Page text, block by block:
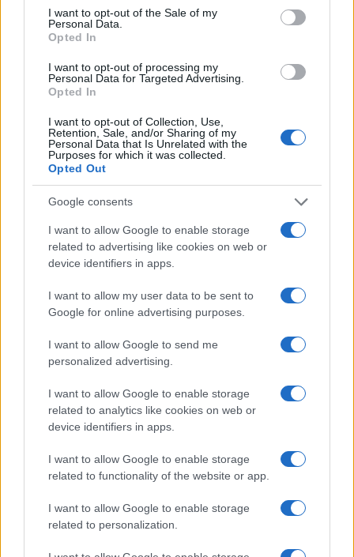
consent section.
I want to opt-out of the Sale of my
Personal Data.
Opted In
I want to opt-out of processing my
Personal Data for Targeted Advertising.
Opted In
I want to opt-out of Collection, Use,
Retention, Sale, and/or Sharing of my
Personal Data that Is Unrelated with the
Purposes for which it was collected.
Opted Out
Google consents
I want to allow Google to enable storage
related to advertising like cookies on web or
device identifiers in apps.
I want to allow my user data to be sent to
Google for online advertising purposes.
I want to allow Google to send me
personalized advertising.
I want to allow Google to enable storage
related to analytics like cookies on web or
device identifiers in apps.
I want to allow Google to enable storage
related to functionality of the website or app.
I want to allow Google to enable storage
related to personalization.
Continua a leggere
LAVORODONNA
Come trattenere i talenti finanziari in un mercato in
evoluzione
LAVORODONNA